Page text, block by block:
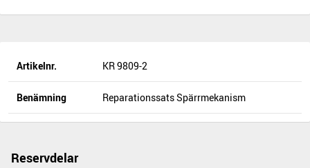
Artikelnr. KR 9809-2
Benämning Reparationssats Spärrmekanism
Reservdelar